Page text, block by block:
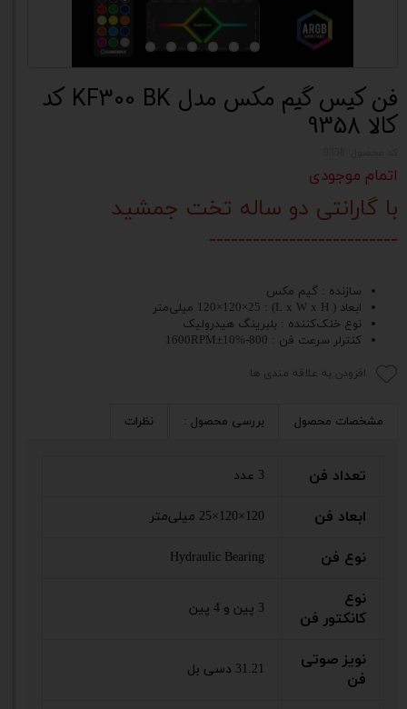
فن کیس گیم مکس مدل KF300 BK کد
کالا 9358
اتمام موجودی
با گارانتی دو ساله تخت جمشید
--------------------------
سازنده : گیم مکس
ابعاد ( L x W x H) : 120×120×25 میلی‌متر
نوع خنک‌کننده : بلبرینگ هیدرولیک
کنترلر سرعت فن : 800-1600RPM±10%
افزودن به علاقه مندی ها
مشخصات محصول بررسی محصول : نظرات
تعداد فن 3 عدد
ابعاد فن 120×120×25 میلی‌متر
نوع فن Hydraulic Bearing
نوع
کانکتور فن
3 پین و 4 پین
نویز صوتی
فن
31.21 دسی بل